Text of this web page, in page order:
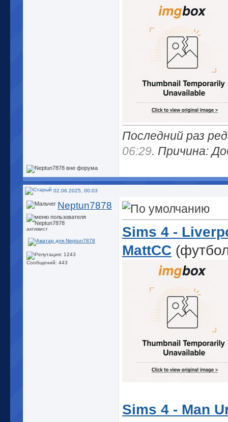
Последний раз
06:29. Причина:
02.06.2025, 00:03
Neptun7878
активист
Сообщений: 443
Sims 4 -
MattCC
Sims 4 - Man